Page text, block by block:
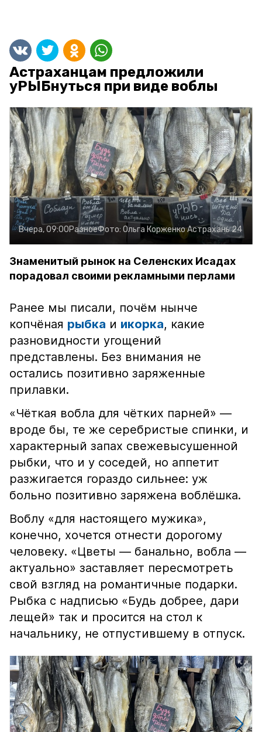
Астраханцам предложили
уРЫБнуться при виде воблы
Вчера, 09:00РазноеФото: Ольга КорженкоАстрахань 24
Знаменитый рынок на Селенских Исадах
порадовал своими рекламными перлами
Ранее мы писали, почём нынче
копчёная рыбка и икорка, какие
разновидности угощений
представлены. Без внимания не
остались позитивно заряженные
прилавки.
«Чёткая вобла для чётких парней» —
вроде бы, те же серебристые спинки, и
характерный запах свежевысушенной
рыбки, что и у соседей, но аппетит
разжигается гораздо сильнее: уж
больно позитивно заряжена воблёшка.
Воблу «для настоящего мужика»,
конечно, хочется отнести дорогому
человеку. «Цветы — банально, вобла —
актуально» заставляет пересмотреть
свой взгляд на романтичные подарки.
Рыбка с надписью «Будь добрее, дари
лещей» так и просится на стол к
начальнику, не отпустившему в отпуск.